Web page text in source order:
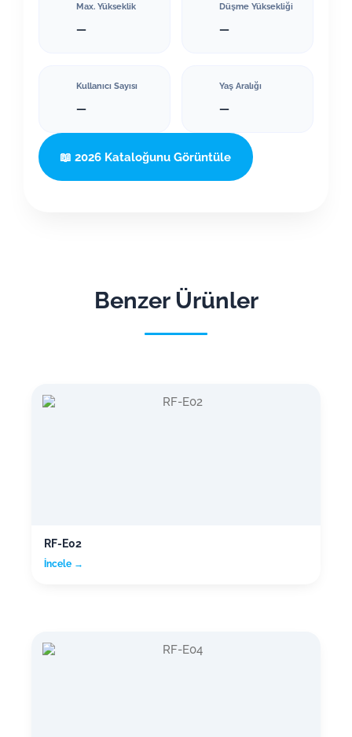
Max. Yükseklik
—
Düşme Yüksekliği
—
Kullanıcı Sayısı
—
Yaş Aralığı
—
📖 2026 Kataloğunu Görüntüle
Benzer Ürünler
RF-E02
İncele →